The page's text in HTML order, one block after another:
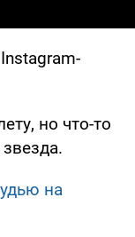
но что-то
на